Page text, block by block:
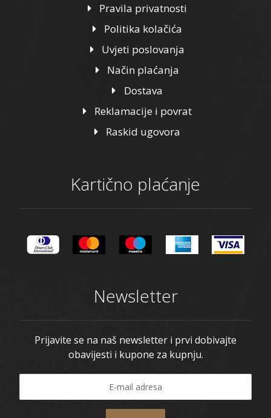
Pravila privatnosti
Politika kolačića
Uvjeti poslovanja
Način plaćanja
Dostava
Reklamacije i povrat
Raskid ugovora
Kartično plaćanje
Newsletter
Prijavite se na naš newsletter i prvi dobivajte
obavijesti i kupone za kupnju.